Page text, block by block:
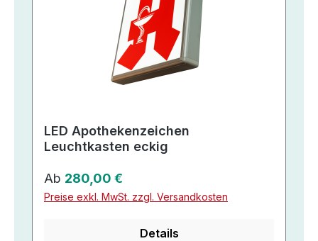
LED Apothekenzeichen
Leuchtkasten eckig
Regulärer Preis:
Ab 280,00 €
Preise exkl. MwSt. zzgl. Versandkosten
Details